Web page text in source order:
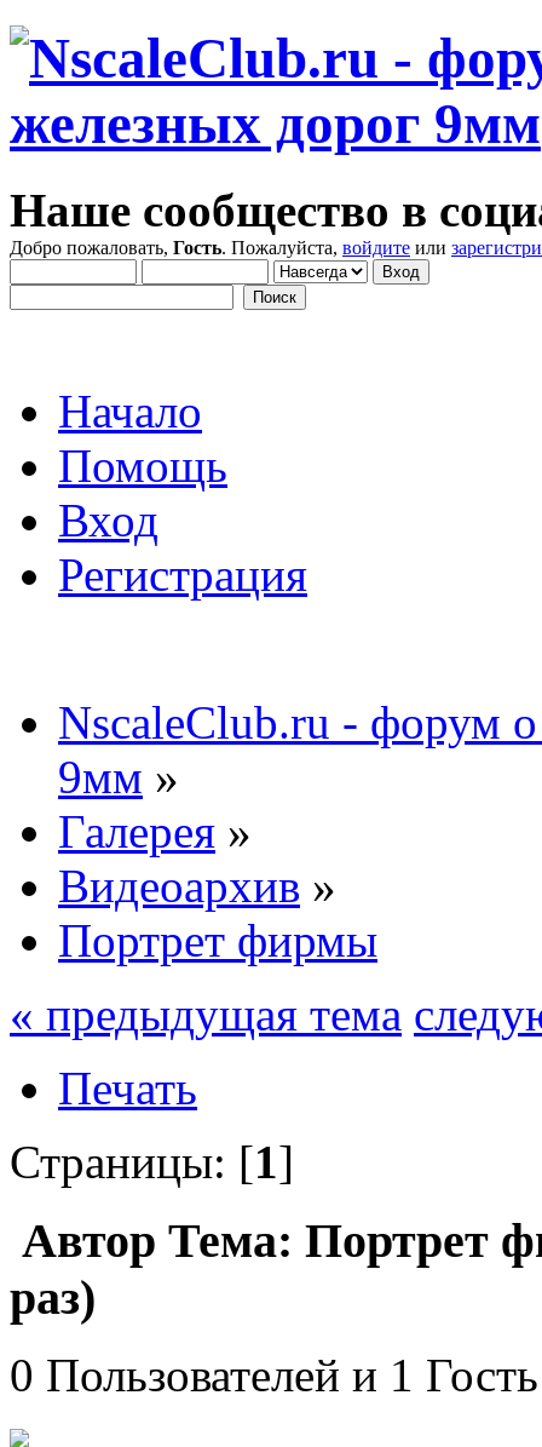
Наше сообщество в
Добро пожаловать, Гость. Пожалуйста, войдите или
Начало
Помощь
Вход
Регистрация
NscaleClub.ru - форум
9мм »
Галерея »
Видеоархив »
Портрет фирмы
« предыдущая тема
Печать
Страницы: [1]
Автор Тема: Портрет
раз)
0 Пользователей и 1